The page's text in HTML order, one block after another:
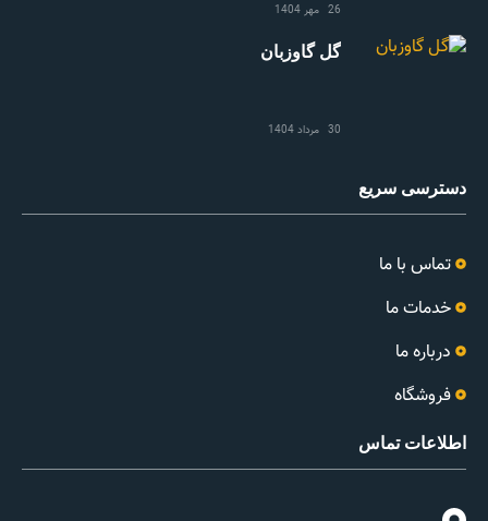
26 مهر 1404
گل گاوزبان
30 مرداد 1404
دسترسی سریع
تماس با ما
خدمات ما
درباره ما
فروشگاه
اطلاعات تماس